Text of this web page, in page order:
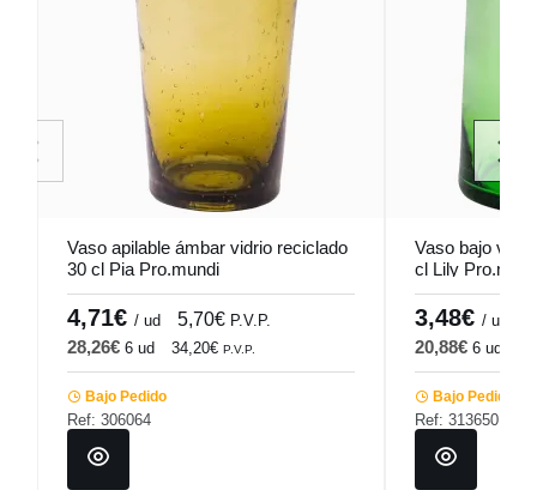
Vaso apilable ámbar vidrio reciclado
30 cl Pia Pro.mundi
4,71€ / ud 5,70€ P.V.P.
28,26€ 6 ud 34,20€ P.V.P.
Bajo Pedido
Ref: 306064
Vaso bajo
cl Lily
3,48€ / ud
20,88€ 6 ud
Bajo Pedido
Ref: 313650